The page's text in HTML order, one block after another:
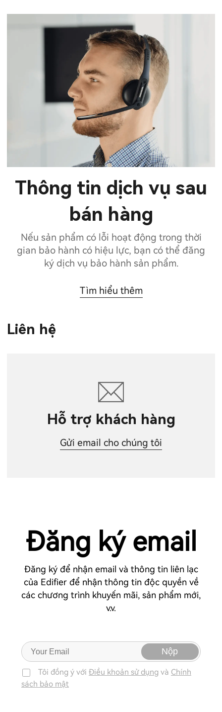
Thông tin dịch vụ sau
bán hàng
Nếu sản phẩm có lỗi hoạt động trong thời
gian bảo hành có hiệu lực, bạn có thể đăng
ký dịch vụ bảo hành sản phẩm.
Tìm hiểu thêm
Liên hệ
Hỗ trợ khách hàng
Gửi email cho chúng tôi
Đăng ký email
Đăng ký để nhận email và thông tin liên lạc
của Edifier để nhận thông tin độc quyền về
các chương trình khuyến mãi, sản phẩm mới,
v.v.
Nộp
Tôi đồng ý với Điều khoản sử dụng và Chính
sách bảo mật